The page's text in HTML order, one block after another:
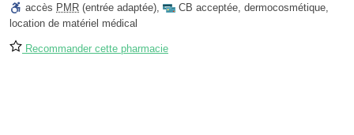
accès PMR (entrée adaptée), CB acceptée, dermocosmétique,
location de matériel médical
Recommander cette pharmacie